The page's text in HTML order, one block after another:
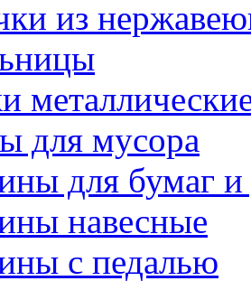
из
для мусора
для бумаг
навесные
с педалью